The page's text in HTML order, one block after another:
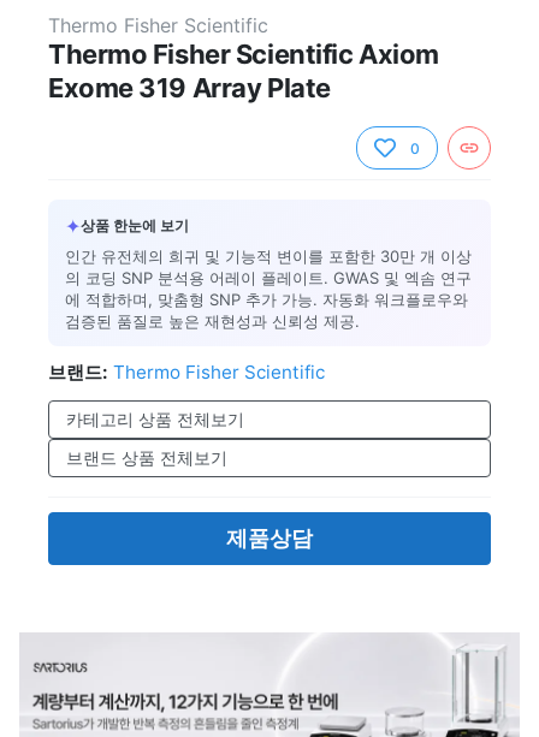
Thermo Fisher Scientific
Thermo Fisher Scientific Axiom
Exome 319 Array Plate
0
✦상품 한눈에 보기
인간 유전체의 희귀 및 기능적 변이를 포함한 30만 개 이상
의 코딩 SNP 분석용 어레이 플레이트. GWAS 및 엑솜 연구
에 적합하며, 맞춤형 SNP 추가 가능. 자동화 워크플로우와
검증된 품질로 높은 재현성과 신뢰성 제공.
브랜드: Thermo Fisher Scientific
카테고리 상품 전체보기
브랜드 상품 전체보기
제품상담